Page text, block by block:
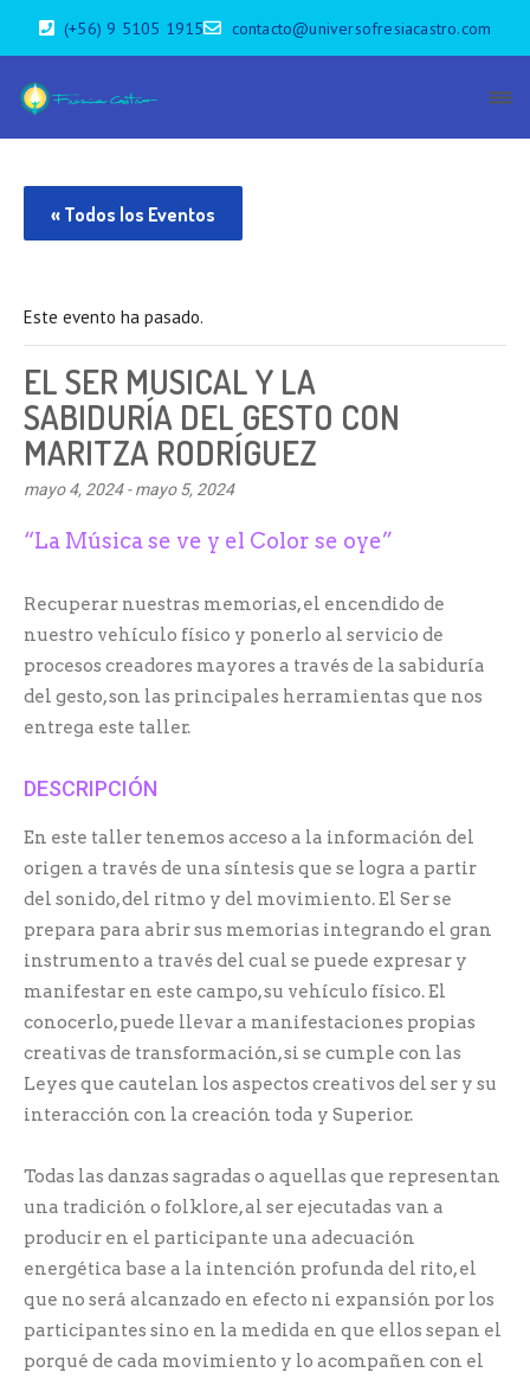
(+56) 9 5105 1915 contacto@universofresiacastro.com
« Todos los Eventos
Este evento ha pasado.
EL SER MUSICAL Y LA
SABIDURÍA DEL GESTO CON
MARITZA RODRÍGUEZ
mayo 4, 2024-mayo 5, 2024
“La Música se ve y el Color se oye”
Recuperar nuestras memorias, el encendido de
nuestro vehículo físico y ponerlo al servicio de
procesos creadores mayores a través de la sabiduría
del gesto, son las principales herramientas que nos
entrega este taller.
DESCRIPCIÓN
En este taller tenemos acceso a la información del
origen a través de una síntesis que se logra a partir
del sonido, del ritmo y del movimiento. El Ser se
prepara para abrir sus memorias integrando el gran
instrumento a través del cual se puede expresar y
manifestar en este campo, su vehículo físico. El
conocerlo, puede llevar a manifestaciones propias
creativas de transformación, si se cumple con las
Leyes que cautelan los aspectos creativos del ser y su
interacción con la creación toda y Superior.
Todas las danzas sagradas o aquellas que representan
una tradición o folklore, al ser ejecutadas van a
producir en el participante una adecuación
energética base a la intención profunda del rito, el
que no será alcanzado en efecto ni expansión por los
participantes sino en la medida en que ellos sepan el
porqué de cada movimiento y lo acompañen con el